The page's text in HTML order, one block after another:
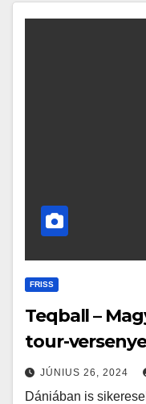
FRISS
Teqball –
tour-
JÚNIUS 26, 2024
Dániában is